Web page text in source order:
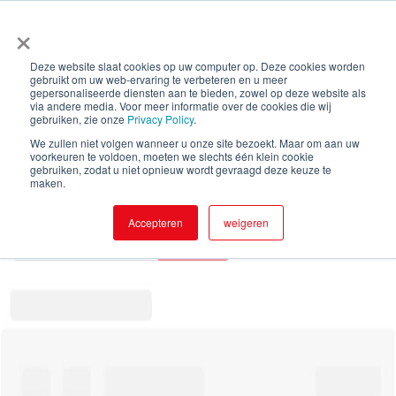
×
Deze website slaat cookies op uw computer op. Deze cookies worden
gebruikt om uw web-ervaring te verbeteren en u meer
gepersonaliseerde diensten aan te bieden, zowel op deze website als
via andere media. Voor meer informatie over de cookies die wij
gebruiken, zie onze Privacy Policy.
We zullen niet volgen wanneer u onze site bezoekt. Maar om aan uw
voorkeuren te voldoen, moeten we slechts één klein cookie
gebruiken, zodat u niet opnieuw wordt gevraagd deze keuze te
maken.
Accepteren weigeren
Search